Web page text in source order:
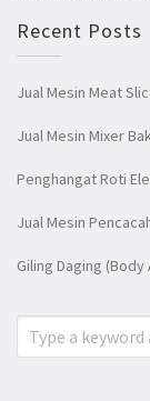
Recent Posts
Jual Mesin Meat
Jual Mesin Mixer
Penghangat Roti
Jual Mesin
Giling Daging (Body